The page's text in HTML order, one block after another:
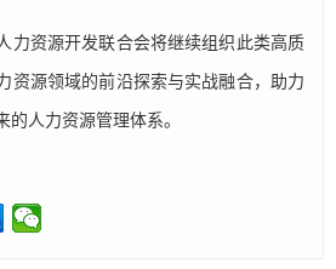
资源开发联合会将继续组织此类高质
资源领域的前沿探索与实战融合，助力
人力资源管理体系。